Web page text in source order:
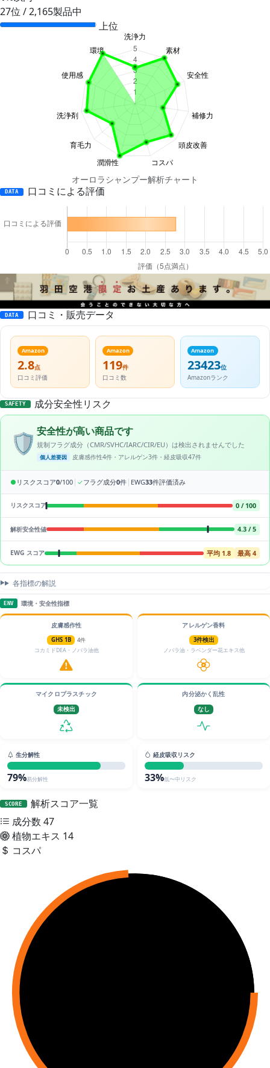
27位 / 2,165製品中
上位
オーロラシャンプー解析チャート
DATA 口コミによる評価
DATA 口コミ・販売データ
Amazon
2.8点
口コミ評価
Amazon
119件
口コミ数
Amazon
23423位
Amazonランク
SAFETY 成分安全性リスク
🛡️安全性が高い商品です
規制フラグ成分（CMR/SVHC/IARC/CIR/EU）は検出されませんでした
個人差要因 皮膚感作性4件・アレルゲン3件・経皮吸収47件
● リスクスコア0/100 | ✓フラグ成分0件 | EWG33件評価済み
リスクスコア 0 / 100
解析安全性値 4.3 / 5
EWG スコア 平均 1.8 最高 4
各指標の解説
ENV 環境・安全性指標
皮膚感作性
GHS 1B
4件
コカミドDEA・ノバラ油他
アレルゲン香料
3件検出
ノバラ油・ラベンダー花エキス他
マイクロプラスチック
未検出
内分泌かく乱性
なし
生分解性
79%易分解性
経皮吸収リスク
33%低〜中リスク
SCORE
解析スコア一覧
成分数 47
植物エキス 14
コスパ